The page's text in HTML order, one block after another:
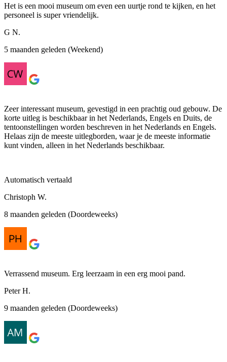
Het is een mooi museum om even een uurtje rond te kijken, en het
personeel is super vriendelijk.
G N.
5 maanden geleden (Weekend)
Zeer interessant museum, gevestigd in een prachtig oud gebouw. De
korte uitleg is beschikbaar in het Nederlands, Engels en Duits, de
tentoonstellingen worden beschreven in het Nederlands en Engels.
Helaas zijn de meeste uitlegborden, waar je de meeste informatie
kunt vinden, alleen in het Nederlands beschikbaar.
Automatisch vertaald
Christoph W.
8 maanden geleden (Doordeweeks)
Verrassend museum. Erg leerzaam in een erg mooi pand.
Peter H.
9 maanden geleden (Doordeweeks)